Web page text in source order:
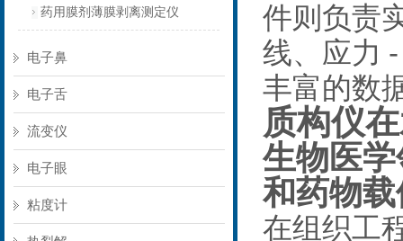
药用膜剂薄膜剥离测定仪
电子鼻
电子舌
流变仪
电子眼
粘度计
件则负责
线、应力
丰富的数
质构仪
生物医
和药物
在组织工